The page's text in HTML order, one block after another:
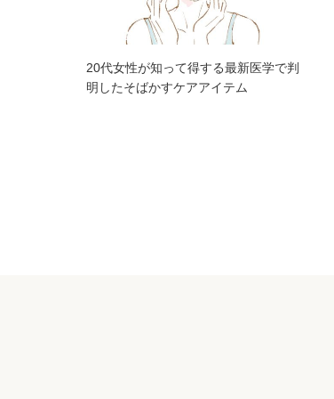
20代女性が知って得する最新医学で判
明したそばかすケアアイテム